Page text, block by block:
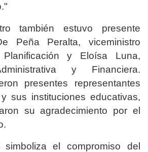
también estuvo presente
Peña Peralta, viceministro
y Eloísa Luna,
y Financiera.
presentes representantes
sus instituciones educativas,
su agradecimiento por el
simboliza el compromiso del